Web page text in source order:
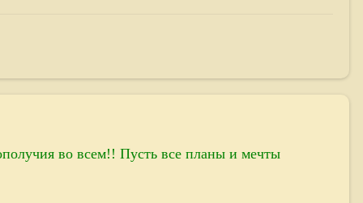
во всем!! Пусть все планы и мечты